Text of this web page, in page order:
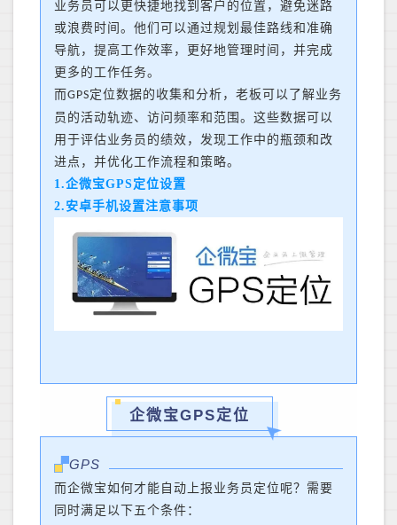
业务员可以更快捷地找到客户的位置，避免迷路
或浪费时间。他们可以通过规划最佳路线和准确
导航，提高工作效率，更好地管理时间，并完成
更多的工作任务。
而GPS定位数据的收集和分析， 老板可以了解业务
员的活动轨迹、访问频率和范围。这些数据可以
用于评估业务员的绩效，发现工作中的瓶颈和改
进点，并优化工作流程和策略。
1.企微宝GPS定位设置
2.安卓手机设置注意事项
企微宝GPS定位
GPS
而企微宝如何才能自动上报业务员定位呢？需要
同时满足以下五个条件：